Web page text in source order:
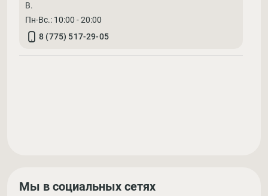
В.
Пн-Вс.: 10:00 - 20:00
8 (775) 517-29-05
Мы в социальных сетях